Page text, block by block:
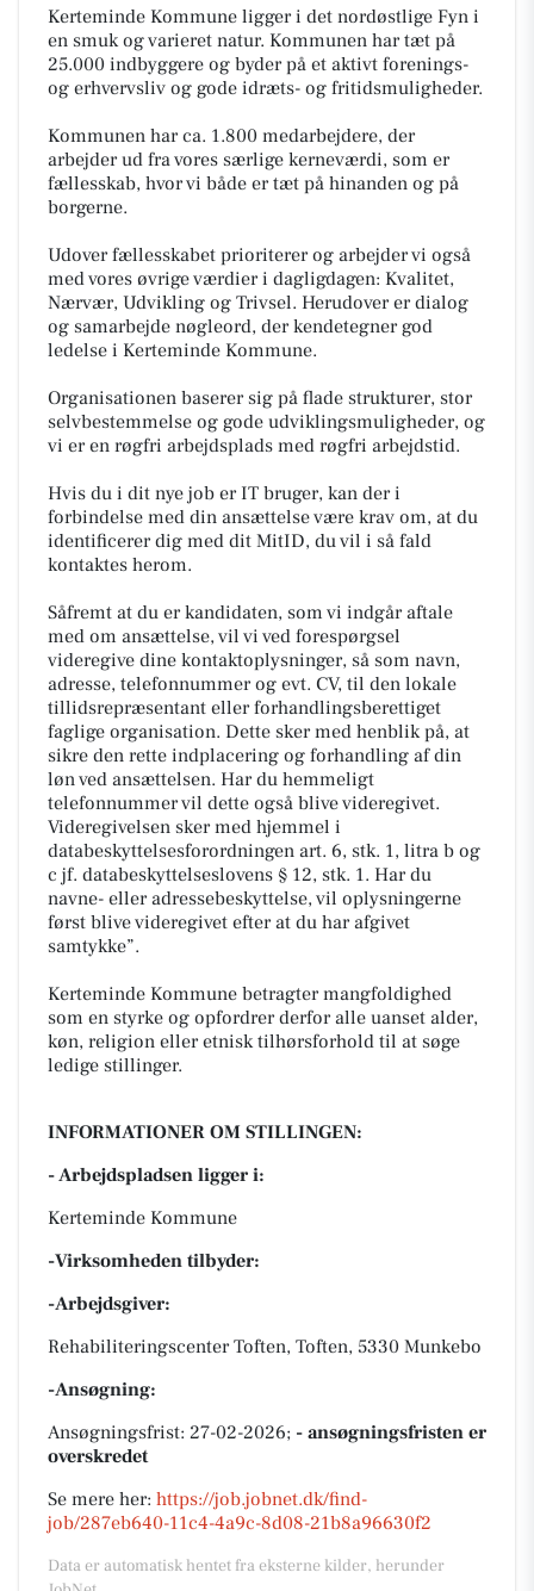
Kerteminde Kommune ligger i det nordøstlige Fyn i
en smuk og varieret natur. Kommunen har tæt på
25.000 indbyggere og byder på et aktivt forenings-
og erhvervsliv og gode idræts- og fritidsmuligheder.
Kommunen har ca. 1.800 medarbejdere, der
arbejder ud fra vores særlige kerneværdi, som er
fællesskab, hvor vi både er tæt på hinanden og på
borgerne.
Udover fællesskabet prioriterer og arbejder vi også
med vores øvrige værdier i dagligdagen: Kvalitet,
Nærvær, Udvikling og Trivsel. Herudover er dialog
og samarbejde nøgleord, der kendetegner god
ledelse i Kerteminde Kommune.
Organisationen baserer sig på flade strukturer, stor
selvbestemmelse og gode udviklingsmuligheder, og
vi er en røgfri arbejdsplads med røgfri arbejdstid.
Hvis du i dit nye job er IT bruger, kan der i
forbindelse med din ansættelse være krav om, at du
identificerer dig med dit MitID, du vil i så fald
kontaktes herom.
Såfremt at du er kandidaten, som vi indgår aftale
med om ansættelse, vil vi ved forespørgsel
videregive dine kontaktoplysninger, så som navn,
adresse, telefonnummer og evt. CV, til den lokale
tillidsrepræsentant eller forhandlingsberettiget
faglige organisation. Dette sker med henblik på, at
sikre den rette indplacering og forhandling af din
løn ved ansættelsen. Har du hemmeligt
telefonnummer vil dette også blive videregivet.
Videregivelsen sker med hjemmel i
databeskyttelsesforordningen art. 6, stk. 1, litra b og
c jf. databeskyttelseslovens § 12, stk. 1. Har du
navne- eller adressebeskyttelse, vil oplysningerne
først blive videregivet efter at du har afgivet
samtykke”.
Kerteminde Kommune betragter mangfoldighed
som en styrke og opfordrer derfor alle uanset alder,
køn, religion eller etnisk tilhørsforhold til at søge
ledige stillinger.
INFORMATIONER OM STILLINGEN:
- Arbejdspladsen ligger i:
Kerteminde Kommune
-Virksomheden tilbyder:
-Arbejdsgiver:
Rehabiliteringscenter Toften, Toften, 5330 Munkebo
-Ansøgning:
Ansøgningsfrist: 27-02-2026; - ansøgningsfristen er
overskredet
Se mere her: https://job.jobnet.dk/find-
job/287eb640-11c4-4a9c-8d08-21b8a96630f2
Data er automatisk hentet fra eksterne kilder, herunder